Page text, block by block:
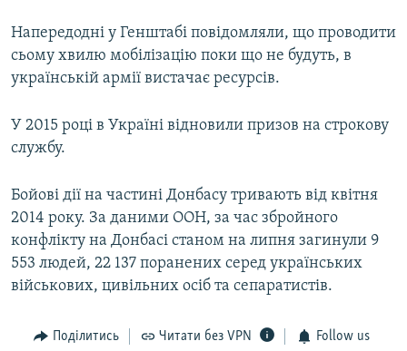
Напередодні у Генштабі повідомляли, що проводити
сьому хвилю мобілізацію поки що не будуть, в
українській армії вистачає ресурсів.
У 2015 році в Україні відновили призов на строкову
службу.
Бойові дії на частині Донбасу тривають від квітня
2014 року. За даними ООН, за час збройного
конфлікту на Донбасі станом на липня загинули 9
553 людей, 22 137 поранених серед українських
військових, цивільних осіб та сепаратистів.
Поділитись Читати без VPN Follow us